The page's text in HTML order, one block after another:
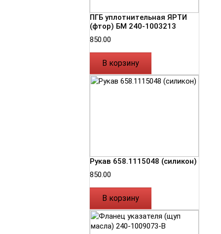
ПГБ уплотнительная ЯРТИ
(фтор) БМ 240-1003213
850.00
В корзину
Рукав 658.1115048 (силикон)
850.00
В корзину